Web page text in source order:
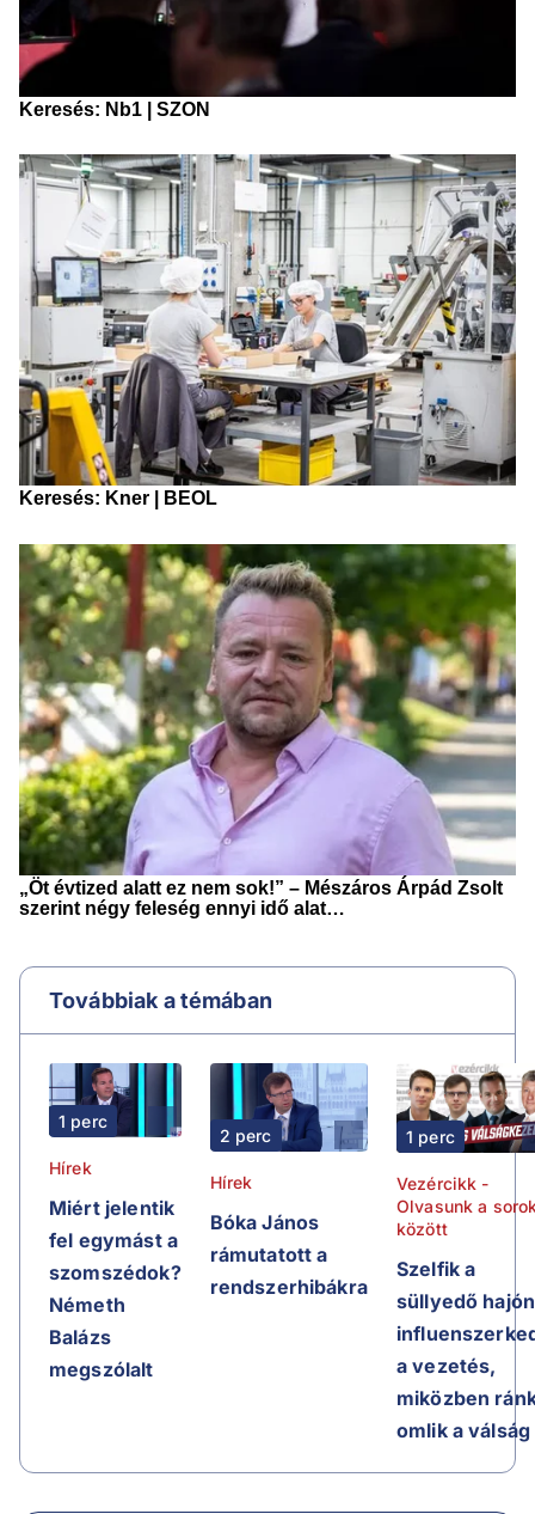
Továbbiak a témában
1 perc
Hírek
Miért jelentik
fel egymást a
szomszédok?
Németh
Balázs
megszólalt
2 perc
Hírek
Bóka János
rámutatott a
rendszerhibákra
1 perc
Vezércikk -
Olvasunk a
között
Szelfik a
süllyedő
a vezetés,
miközben
omlik a válság